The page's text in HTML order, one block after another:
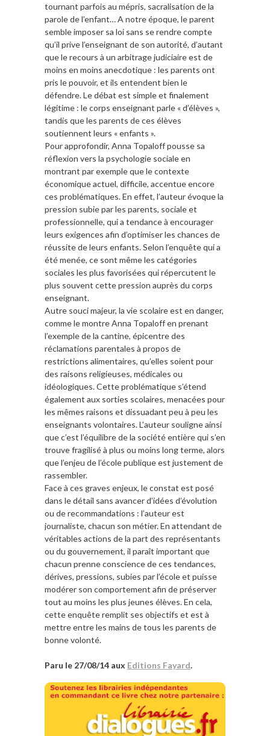
tournant parfois au mépris, sacralisation de la
parole de l’enfant… A notre époque, le parent
semble imposer sa loi sans se rendre compte
qu’il prive l’enseignant de son autorité, d’autant
que le recours à un arbitrage judiciaire est de
moins en moins anecdotique : les parents ont
pris le pouvoir, et ils entendent bien le
défendre. Le débat est simple et finalement
légitime : le corps enseignant parle « d’élèves »,
tandis que les parents de ces élèves
soutiennent leurs « enfants ».
Pour approfondir, Anna Topaloff pousse sa
réflexion vers la psychologie sociale en
montrant par exemple que le contexte
économique actuel, difficile, accentue encore
ces problématiques. En effet, l’auteur évoque la
pression subie par les parents, sociale et
professionnelle, qui a tendance à encourager
leurs exigences afin d’optimiser les chances de
réussite de leurs enfants. Selon l’enquête qui a
été menée, ce sont même les catégories
sociales les plus favorisées qui répercutent le
plus souvent cette pression auprès du corps
enseignant.
Autre souci majeur, la vie scolaire est en danger,
comme le montre Anna Topaloff en prenant
l’exemple de la cantine, épicentre des
réclamations parentales à propos de
restrictions alimentaires, qu’elles soient pour
des raisons religieuses, médicales ou
idéologiques. Cette problématique s’étend
également aux sorties scolaires, menacées pour
les mêmes raisons et dissuadant peu à peu les
enseignants volontaires. L’auteur souligne ainsi
que c’est l’équilibre de la société entière qui s’en
trouve fragilisé à plus ou moins long terme, alors
que l’enjeu de l’école publique est justement de
rassembler.
Face à ces graves enjeux, le constat est posé
dans le détail sans avancer d’idées d’évolution
ou de recommandations : l’auteur est
journaliste, chacun son métier. En attendant de
véritables actions de la part des représentants
ou du gouvernement, il paraît important que
chacun prenne conscience de ces tendances,
dérives, pressions, subies par l’école et puisse
modérer son comportement afin de préserver
tout au moins les plus jeunes élèves. En cela,
cette enquête remplit ses objectifs et est à
mettre entre les mains de tous les parents de
bonne volonté.
Paru le 27/08/14 aux Editions Fayard.